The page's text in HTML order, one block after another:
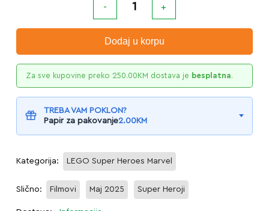
Dodaj u korpu
Za sve kupovine preko 250.00KM dostava je besplatna.
TREBA VAM POKLON?
Papir za pakovanje2.00KM
Kategorija: LEGO Super Heroes Marvel
Slično: Filmovi Maj 2025 Super Heroji